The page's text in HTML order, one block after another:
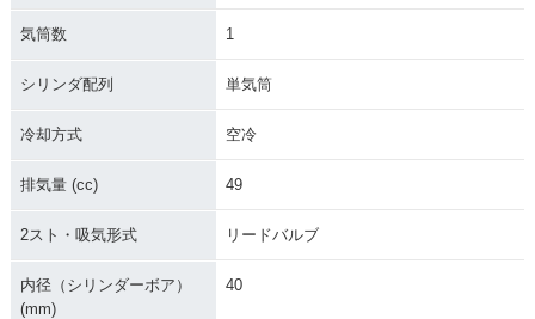
気筒数 1
シリンダ配列 単気筒
冷却方式 空冷
排気量 (cc) 49
2スト・吸気形式 リードバルブ
内径（シリンダーボア）
(mm)
40